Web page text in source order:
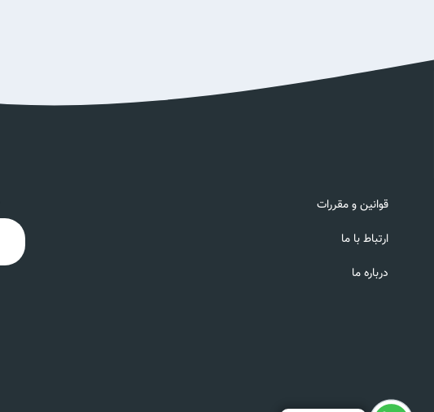
قوانین و مقررات
ارتباط با ما
درباره ما